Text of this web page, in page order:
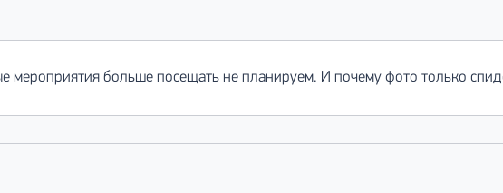
мероприятия больше посещать не планируем. И почему фото только